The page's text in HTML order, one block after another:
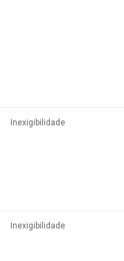
Inexigibilidade
Inexigibilidade